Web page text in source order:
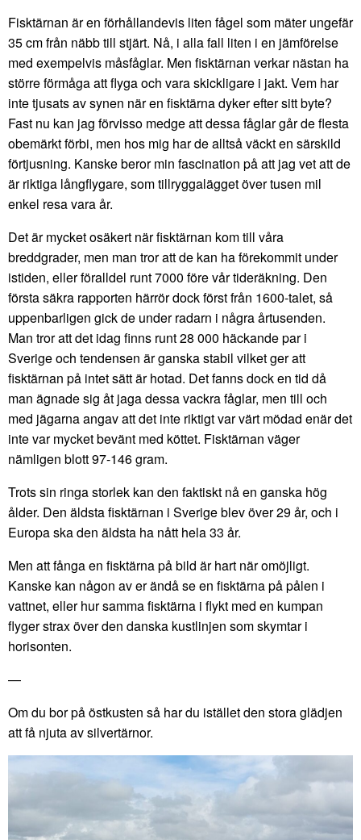
Fisktärnan är en förhållandevis liten fågel som mäter ungefär
35 cm från näbb till stjärt. Nå, i alla fall liten i en jämförelse
med exempelvis måsfåglar. Men fisktärnan verkar nästan ha
större förmåga att flyga och vara skickligare i jakt. Vem har
inte tjusats av synen när en fisktärna dyker efter sitt byte?
Fast nu kan jag förvisso medge att dessa fåglar går de flesta
obemärkt förbi, men hos mig har de alltså väckt en särskild
förtjusning. Kanske beror min fascination på att jag vet att de
är riktiga långflygare, som tillryggalägget över tusen mil
enkel resa vara år.
Det är mycket osäkert när fisktärnan kom till våra
breddgrader, men man tror att de kan ha förekommit under
istiden, eller föralldel runt 7000 före vår tideräkning. Den
första säkra rapporten härrör dock först från 1600-talet, så
uppenbarligen gick de under radarn i några årtusenden.
Man tror att det idag finns runt 28 000 häckande par i
Sverige och tendensen är ganska stabil vilket ger att
fisktärnan på intet sätt är hotad. Det fanns dock en tid då
man ägnade sig åt jaga dessa vackra fåglar, men till och
med jägarna angav att det inte riktigt var värt mödad enär det
inte var mycket bevänt med köttet. Fisktärnan väger
nämligen blott 97-146 gram.
Trots sin ringa storlek kan den faktiskt nå en ganska hög
ålder. Den äldsta fisktärnan i Sverige blev över 29 år, och i
Europa ska den äldsta ha nått hela 33 år.
Men att fånga en fisktärna på bild är hart när omöjligt.
Kanske kan någon av er ändå se en fisktärna på pålen i
vattnet, eller hur samma fisktärna i flykt med en kumpan
flyger strax över den danska kustlinjen som skymtar i
horisonten.
—
Om du bor på östkusten så har du istället den stora glädjen
att få njuta av silvertärnor.